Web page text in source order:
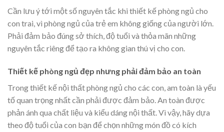
Cần lưu ý tới một số nguyên tắc khi thiết kế phòng ngủ cho
con trai, vì phòng ngủ của trẻ em không giống của người lớn.
Phải đảm bảo đúng sở thích, độ tuổi và thỏa mãn những
nguyên tắc riêng để tạo ra không gian thú vị cho con.
Thiết kế phòng ngủ đẹp nhưng phải đảm bảo an toàn
Trong thiết kế nội thất phòng ngủ cho các con, am toàn là yếu
tố quan trọng nhất cần phải được đảm bảo. An toàn được
phản ánh qua chất liệu và kiểu dáng nội thất. Vì vậy, hãy dựa
theo độ tuổi của con bạn để chọn những món đồ có kích